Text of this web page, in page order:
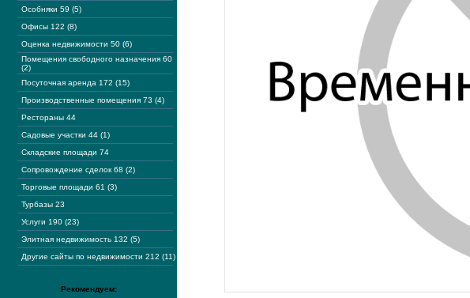
Особняки 59 (5)
Офисы 122 (8)
Оценка недвижимости 50 (6)
Помещения свободного назначения 60
(2)
Посуточная аренда 172 (15)
Производственные помещения 73 (4)
Рестораны 44
Садовые участки 44 (1)
Складские площади 74
Сопровождение сделок 68 (2)
Торговые площади 61 (3)
Турбазы 23
Услуги 190 (23)
Элитная недвижимость 132 (5)
Другие сайты по недвижимости 212 (11)
Рекомендуем: